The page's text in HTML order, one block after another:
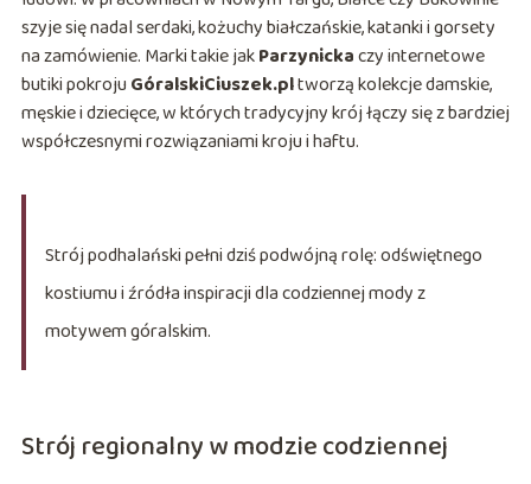
szyje się nadal serdaki, kożuchy białczańskie, katanki i gorsety
na zamówienie. Marki takie jakParzynickaczy internetowe
butiki pokrojuGóralskiCiuszek.pltworzą kolekcje damskie,
męskie i dziecięce, w których tradycyjny krój łączy się z bardziej
współczesnymi rozwiązaniami kroju i haftu.
Strój podhalański pełni dziś podwójną rolę: odświętnego
kostiumu i źródła inspiracji dla codziennej mody z
motywem góralskim.
Strój regionalny w modzie codziennej